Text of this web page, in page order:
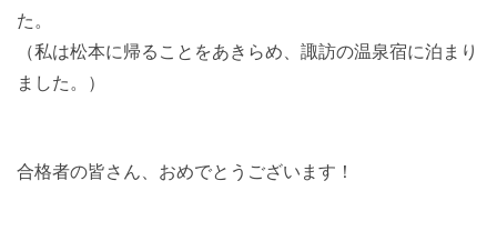
た。
（私は松本に帰ることをあきらめ、諏訪の温泉宿に泊まり
ました。）
合格者の皆さん、おめでとうございます！